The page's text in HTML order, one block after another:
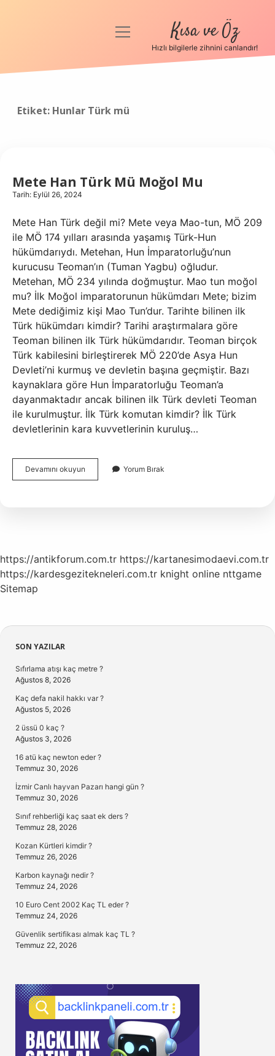
Anasayfa
menüyü
Kısa ve Öz
Hızlı bilgilerle zihnini canlandır!
Etiket: Hunlar Türk mü
Mete Han Türk Mü Moğol Mu
Tarih: Eylül 26, 2024
Mete Han Türk değil mi? Mete veya Mao-tun, MÖ 209
ile MÖ 174 yılları arasında yaşamış Türk-Hun
hükümdarıydı. Metehan, Hun İmparatorluğu’nun
kurucusu Teoman’ın (Tuman Yagbu) oğludur.
Metehan, MÖ 234 yılında doğmuştur. Mao tun moğol
mu? İlk Moğol imparatorunun hükümdarı Mete; bizim
Mete dediğimiz kişi Mao Tun’dur. Tarihte bilinen ilk
Türk hükümdarı kimdir? Tarihi araştırmalara göre
Teoman bilinen ilk Türk hükümdarıdır. Teoman birçok
Türk kabilesini birleştirerek MÖ 220’de Asya Hun
Devleti’ni kurmuş ve devletin başına geçmiştir. Bazı
kaynaklara göre Hun İmparatorluğu Teoman’a
dayanmaktadır ancak bilinen ilk Türk devleti Teoman
ile kurulmuştur. İlk Türk komutan kimdir? İlk Türk
devletlerinin kara kuvvetlerinin kuruluş…
Devamını okuyun
Han
Yorum Bırak
https://antikforum.com.tr https://kartanesimodaevi.com.tr
https://kardesgezitekneleri.com.tr knight online nttgame
Sitemap
Sidebar
SON YAZILAR
Sıfırlama atışı kaç metre ?
Ağustos 8, 2026
Kaç defa nakil hakkı var ?
Ağustos 5, 2026
2 üssü 0 kaç ?
Ağustos 3, 2026
16 atü kaç newton eder ?
Temmuz 30, 2026
İzmir Canlı hayvan Pazarı hangi gün ?
Temmuz 30, 2026
Sınıf rehberliği kaç saat ek ders ?
Temmuz 28, 2026
Kozan Kürtleri kimdir ?
Temmuz 26, 2026
Karbon kaynağı nedir ?
Temmuz 24, 2026
10 Euro Cent 2002 Kaç TL eder ?
Temmuz 24, 2026
Güvenlik sertifikası almak kaç TL ?
Temmuz 22, 2026